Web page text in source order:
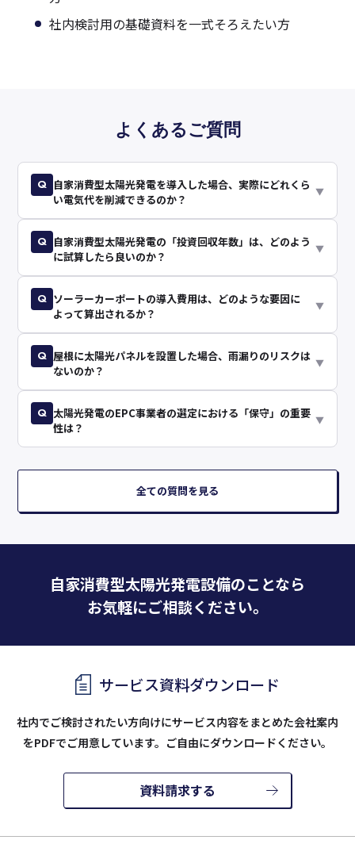
社内検討用の基礎資料を一式そろえたい方
よくあるご質問
Q 自家消費型太陽光発電を導入した場合、実際にどれくら
い電気代を削減できるのか？
▼
Q 自家消費型太陽光発電の「投資回収年数」は、どのよう
に試算したら良いのか？
▼
Q ソーラーカーポートの導入費用は、どのような要因に
よって算出されるか？
▼
Q 屋根に太陽光パネルを設置した場合、雨漏りのリスクは
ないのか？
▼
Q 太陽光発電のEPC事業者の選定における「保守」の重要
性は？
▼
全ての質問を見る
自家消費型太陽光発電設備のことなら
お気軽にご相談ください。
サービス資料ダウンロード
社内でご検討されたい方向けにサービス内容をまとめた会社案内
をPDFでご用意しています。ご自由にダウンロードください。
資料請求する